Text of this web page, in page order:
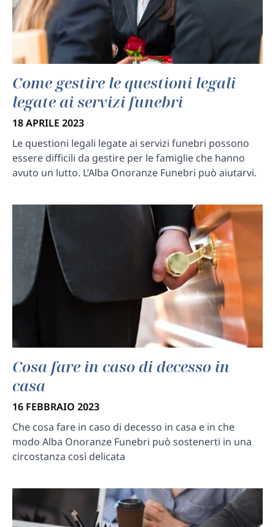
Come gestire le questioni legali
legate ai servizi funebri
18 APRILE 2023
Le questioni legali legate ai servizi funebri possono
essere difficili da gestire per le famiglie che hanno
avuto un lutto. L’Alba Onoranze Funebri può aiutarvi.
Cosa fare in caso di decesso in
casa
16 FEBBRAIO 2023
Che cosa fare in caso di decesso in casa e in che
modo Alba Onoranze Funebri può sostenerti in una
circostanza così delicata